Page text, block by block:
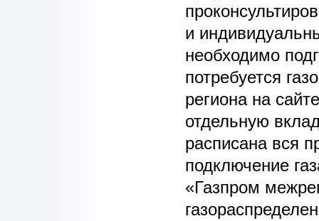
и
необходимо
потребуется
региона на
отдельную
расписана вся
подключение
«Газпром